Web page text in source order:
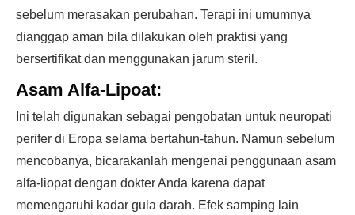
sebelum merasakan perubahan. Terapi ini umumnya
dianggap aman bila dilakukan oleh praktisi yang
bersertifikat dan menggunakan jarum steril.
Asam Alfa-Lipoat:
Ini telah digunakan sebagai pengobatan untuk neuropati
perifer di Eropa selama bertahun-tahun. Namun sebelum
mencobanya, bicarakanlah mengenai penggunaan asam
alfa-liopat dengan dokter Anda karena dapat
memengaruhi kadar gula darah. Efek samping lain